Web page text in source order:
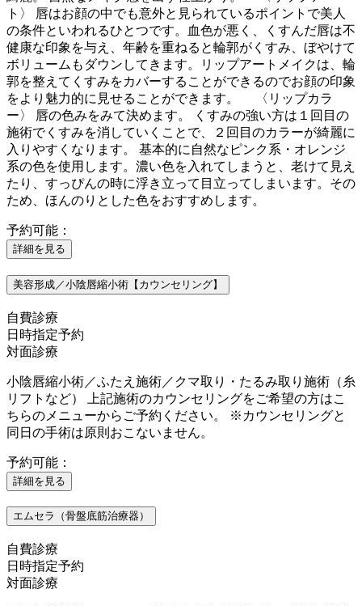
ト〉 唇はお顔の中でも意外と見られているポイントで美人
の条件といわれるひとつです。血色が悪く、くすんだ唇は不
健康な印象を与え、年齢を重ねると輪郭がくすみ、ぼやけて
ボリュームもダウンしてきます。リップアートメイクは、輪
郭を整えてくすみをカバーすることができるのでお顔の印象
をより魅力的に見せることができます。 〈リップカラ
ー〉 唇の色みをみて決めます。 くすみの強い方は１回目の
施術でくすみを消していくことで、２回目のカラーが綺麗に
入りやすくなります。 基本的に自然なピンク系・オレンジ
系の色を使用します。濃い色を入れてしまうと、老けて見え
たり、すっぴんの時に浮き立って目立ってしまいます。その
ため、ほんのりとした色をおすすめします。
予約可能：
詳細を見る
美容形成／小陰唇縮小術【カウンセリング】
自費診療
日時指定予約
対面診療
小陰唇縮小術／ふたえ施術／クマ取り・たるみ取り施術（糸
リフトなど） 上記施術のカウンセリングをご希望の方はこ
ちらのメニューからご予約ください。 ※カウンセリングと
同日の手術は原則おこないません。
予約可能：
詳細を見る
エムセラ（骨盤底筋治療器）
自費診療
日時指定予約
対面診療